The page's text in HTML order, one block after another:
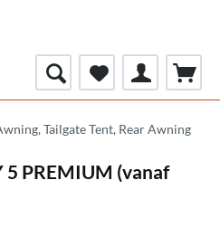
Tailgate Tent, Rear Awning
PREMIUM (vanaf